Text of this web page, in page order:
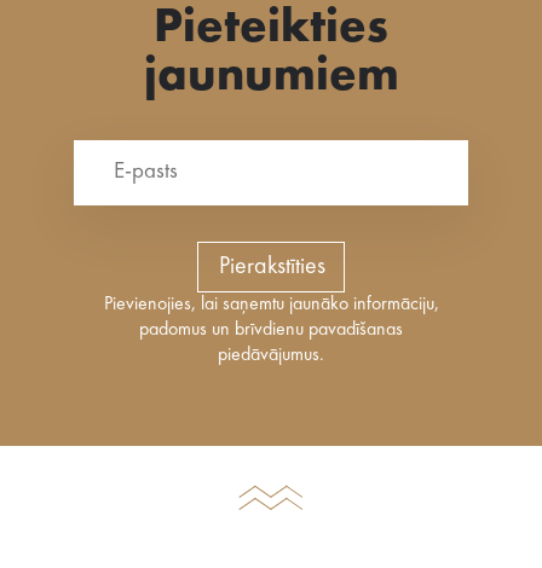
Pieteikties
jaunumiem
Pierakstīties
Pievienojies, lai saņemtu jaunāko informāciju,
padomus un brīvdienu pavadīšanas
piedāvājumus.